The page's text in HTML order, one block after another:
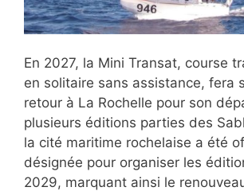
En 2027, la Mini Transat, course
en solitaire sans assistance, fera
retour à La Rochelle pour son
plusieurs éditions parties des
la cité maritime rochelaise a été
désignée pour organiser les
2029, marquant ainsi le